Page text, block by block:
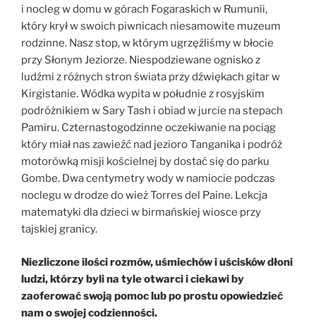
i nocleg w domu w górach Fogaraskich w Rumunii,
który krył w swoich piwnicach niesamowite muzeum
rodzinne. Nasz stop, w którym ugrzęźliśmy w błocie
przy Słonym Jeziorze. Niespodziewane ognisko z
ludźmi z różnych stron świata przy dźwiękach gitar w
Kirgistanie. Wódka wypita w południe z rosyjskim
podróżnikiem w Sary Tash i obiad w jurcie na stepach
Pamiru. Czternastogodzinne oczekiwanie na pociąg
który miał nas zawieźć nad jezioro Tanganika i podróż
motorówką misji kościelnej by dostać się do parku
Gombe. Dwa centymetry wody w namiocie podczas
noclegu w drodze do wież Torres del Paine. Lekcja
matematyki dla dzieci w birmańskiej wiosce przy
tajskiej granicy.
Niezliczone ilości rozmów, uśmiechów i uścisków dłoni
ludzi, którzy byli na tyle otwarci i ciekawi by
zaoferować swoją pomoc lub po prostu opowiedzieć
nam o swojej codzienności.